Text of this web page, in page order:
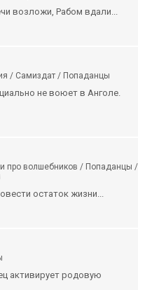
возложи, Рабом вдали...
/ Самиздат / Попаданцы
не воюет в Анголе.
про волшебников / Попаданцы /
остаток жизни...
активирует родовую